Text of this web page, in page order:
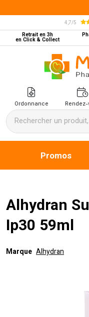
4,7/5
Retrait en 3h
en Click & Collect
Ordonnance
Promos
Alhydran
Ip30 59ml
Marque Alhydran